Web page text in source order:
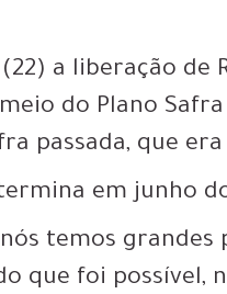
a liberação de
do Plano Safra
passada, que era
em junho
temos grandes
que foi possível,